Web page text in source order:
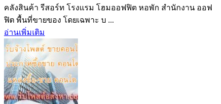
คลังสินค้า รีสอร์ท โรงแรม โฮมออฟฟิต หอพัก สำนักงาน ออฟ
ฟิต พื้นที่ขายของ โดยเฉพาะ บ ...
อ่านเพิ่มเติม